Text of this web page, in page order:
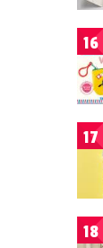
16
17
18